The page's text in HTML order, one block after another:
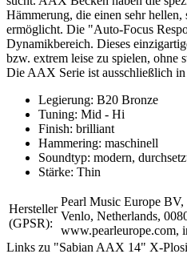
Hämmerung, die einen sehr hellen,
ermöglicht. Die "Auto-Focus
Dynamikbereich. Dieses
bzw. extrem leise zu spielen, ohne
Die AAX Serie ist ausschließlich
Legierung: B20 Bronze
Tuning: Mid - Hi
Finish: brilliant
Hammering: maschinell
Soundtyp: modern,
Stärke: Thin
Hersteller
(GPSR):
Pearl Music Europe
Venlo, Netherlands,
www.pearleurope.com,
Links zu "Sabian AAX 14" X-